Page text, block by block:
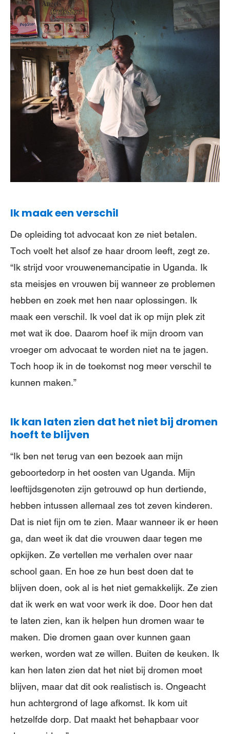
Ik maak een verschil
De opleiding tot advocaat kon ze niet betalen.
Toch voelt het alsof ze haar droom leeft, zegt ze.
“Ik strijd voor vrouwenemancipatie in Uganda. Ik
sta meisjes en vrouwen bij wanneer ze problemen
hebben en zoek met hen naar oplossingen. Ik
maak een verschil. Ik voel dat ik op mijn plek zit
met wat ik doe. Daarom hoef ik mijn droom van
vroeger om advocaat te worden niet na te jagen.
Toch hoop ik in de toekomst nog meer verschil te
kunnen maken.”
Ik kan laten zien dat het niet bij dromen
hoeft te blijven
“Ik ben net terug van een bezoek aan mijn
geboortedorp in het oosten van Uganda. Mijn
leeftijdsgenoten zijn getrouwd op hun dertiende,
hebben intussen allemaal zes tot zeven kinderen.
Dat is niet fijn om te zien. Maar wanneer ik er heen
ga, dan weet ik dat die vrouwen daar tegen me
opkijken. Ze vertellen me verhalen over naar
school gaan. En hoe ze hun best doen dat te
blijven doen, ook al is het niet gemakkelijk. Ze zien
dat ik werk en wat voor werk ik doe. Door hen dat
te laten zien, kan ik helpen hun dromen waar te
maken. Die dromen gaan over kunnen gaan
werken, worden wat ze willen. Buiten de keuken. Ik
kan hen laten zien dat het niet bij dromen moet
blijven, maar dat dit ook realistisch is. Ongeacht
hun achtergrond of lage afkomst. Ik kom uit
hetzelfde dorp. Dat maakt het behapbaar voor